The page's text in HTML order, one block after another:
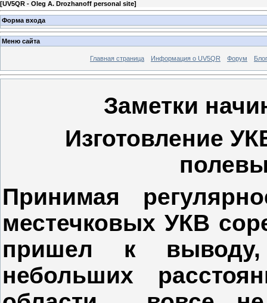
[UV5QR - Oleg А. Drozhanoff personal site]
Форма входа
Меню сайта
Главная страница Информация о UV5QR Форум Блог
Заметки
Изготовление
Принимая
местечковых УКВ
пришел к
небольших